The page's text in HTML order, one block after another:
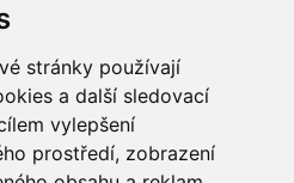
stránky používají
a další sledovací
vylepšení
prostředí, zobrazení